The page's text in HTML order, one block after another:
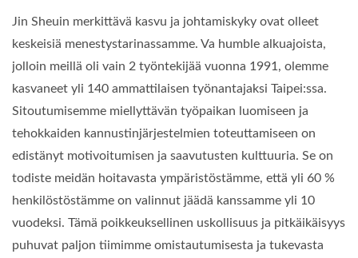
Jin Sheuin merkittävä kasvu ja johtamiskyky ovat olleet
keskeisiä menestystarinassamme. Va humble alkuajoista,
jolloin meillä oli vain 2 työntekijää vuonna 1991, olemme
kasvaneet yli 140 ammattilaisen työnantajaksi Taipei:ssa.
Sitoutumisemme miellyttävän työpaikan luomiseen ja
tehokkaiden kannustinjärjestelmien toteuttamiseen on
edistänyt motivoitumisen ja saavutusten kulttuuria. Se on
todiste meidän hoitavasta ympäristöstämme, että yli 60 %
henkilöstöstämme on valinnut jäädä kanssamme yli 10
vuodeksi. Tämä poikkeuksellinen uskollisuus ja pitkäikäisyys
puhuvat paljon tiimimme omistautumisesta ja tukevasta